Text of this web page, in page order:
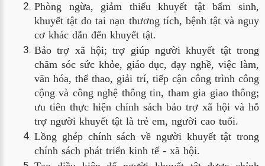
Phòng ngừa, giảm thiểu khuyết tật bẩm sinh,
khuyết tật do tai nạn thương tích, bệnh tật và nguy
cơ khác dẫn đến khuyết tật.
Bảo trợ xã hội; trợ giúp người khuyết tật trong
chăm sóc sức khỏe, giáo dục, dạy nghề, việc làm,
văn hóa, thể thao, giải trí, tiếp cận công trình công
cộng và công nghệ thông tin, tham gia giao thông;
ưu tiên thực hiện chính sách bảo trợ xã hội và hỗ
trợ người khuyết tật là trẻ em, người cao tuổi.
Lồng ghép chính sách về người khuyết tật trong
chính sách phát triển kinh tế - xã hội.